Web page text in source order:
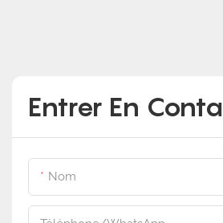
Entrer En
Nom